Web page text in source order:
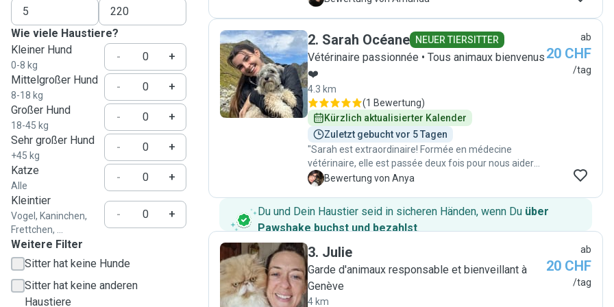
Wie viele Haustiere?
Kleiner Hund
0-8 kg
-
+
Mittelgroßer Hund
8-18 kg
-
+
Großer Hund
18-45 kg
-
+
Sehr großer Hund
+45 kg
-
+
Katze
Alle
-
+
Kleintier
Vogel, Kaninchen,
Frettchen, ...
- +
Weitere Filter
Sitter hat keine Hunde
Sitter hat keine anderen
Haustiere
gratitude. Vanessa a eu un impact positif et durable sur
notre chatte. De plus, nous avons beaucoup apprécié
les magnifiques photos et vidéos qu'elle nous a
envoyées pour nous montrer que notre chatte
s'épanouissait chez elle. Merci, Vanessa ! 💖"
S
2. Sarah Océane NEUER TIERSITTER
Vétérinaire passionnée • Tous animaux bienvenus
❤️
4.3 km
(1 Bewertung)
Kürzlich aktualisierter Kalender
Zuletzt gebucht vor 5 Tagen
"Sarah est extraordinaire! Formée en médecine
vétérinaire, elle est passée deux fois pour nous aider
avec les injections de mon chat diagnostique
A Bewertung von Anya
ab
20 CHF
/tag
Du und Dein Haustier seid in sicheren Händen, wenn Du über
Pawshake buchst und bezahlst.
J
3. Julie
Garde d'animaux responsable et bienveillant à
Genève
4 km
ab
20 CHF
/tag